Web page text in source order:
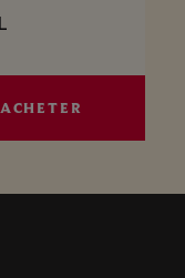
ACHETER